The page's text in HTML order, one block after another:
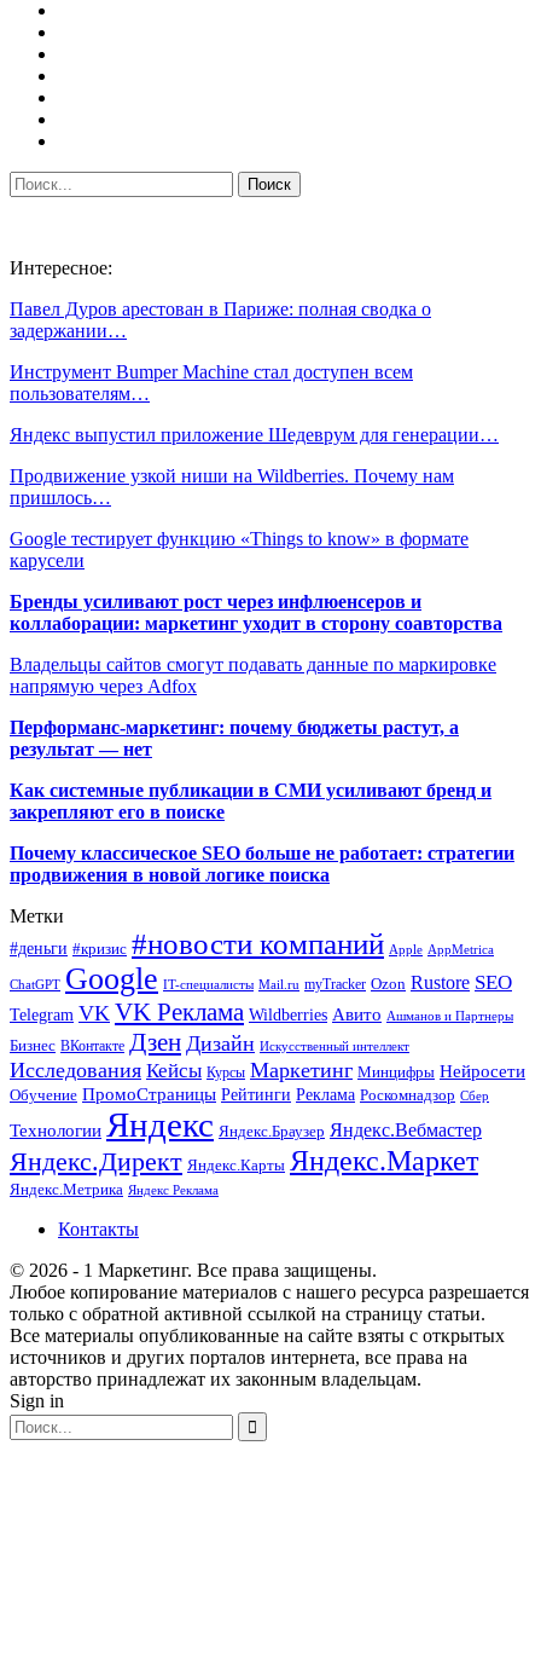
Интересное:
Павел Дуров арестован в Париже: полная сводка о
задержании…
Инструмент Bumper Machine стал доступен всем
пользователям…
Яндекс выпустил приложение Шедеврум для генерации…
Продвижение узкой ниши на Wildberries. Почему нам
пришлось…
Google тестирует функцию «Things to know» в формате
карусели
Бренды усиливают рост через инфлюенсеров и
коллаборации: маркетинг уходит в сторону соавторства
Владельцы сайтов смогут подавать данные по маркировке
напрямую через Adfox
Перформанс-маркетинг: почему бюджеты растут, а
результат — нет
Как системные публикации в СМИ усиливают бренд и
закрепляют его в поиске
Почему классическое SEO больше не работает: стратегии
продвижения в новой логике поиска
Метки
#деньги #кризис #новости компаний Apple AppMetrica
ChatGPT Google IT-специалисты Mail.ru myTracker Ozon Rustore SEO
Telegram VK VK Реклама Wildberries Авито Ашманов и Партнеры
Бизнес ВКонтакте Дзен Дизайн Искусственный интеллект
Исследования Кейсы Курсы Маркетинг Минцифры Нейросети
Обучение ПромоСтраницы Рейтинги Реклама Роскомнадзор Сбер
Технологии Яндекс Яндекс.Браузер Яндекс.Вебмастер
Яндекс.Директ Яндекс.Карты Яндекс.Маркет
Яндекс.Метрика Яндекс Реклама
Контакты
© 2026 - 1 Маркетинг. Все права защищены.
Любое копирование материалов с нашего ресурса разрешается
только с обратной активной ссылкой на страницу статьи.
Все материалы опубликованные на сайте взяты с открытых
источников и других порталов интернета, все права на
авторство принадлежат их законным владельцам.
Sign in